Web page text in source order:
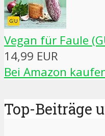
Vegan für Faule
14,99 EUR
Bei Amazon
Top-Beiträge